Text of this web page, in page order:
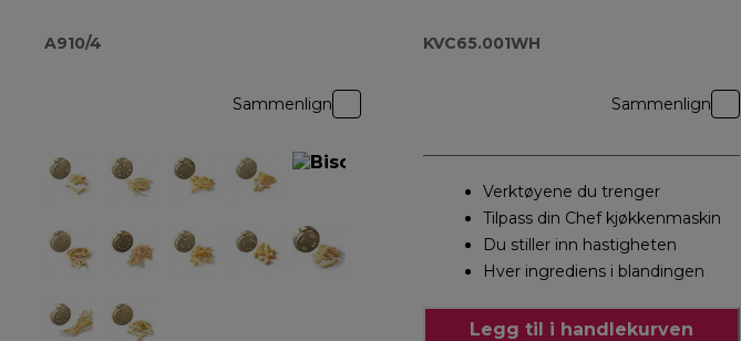
A910/4
Sammenlign
KVC65.001WH
Sammenlign
Verktøyene du trenger
Tilpass din Chef kjøkkenmaskin
Du stiller inn hastigheten
Hver ingrediens i blandingen
Legg til i handlekurven